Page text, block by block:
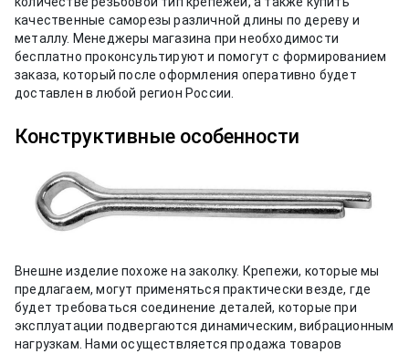
качественные саморезы различной длины по дереву и
металлу. Менеджеры магазина при необходимости
бесплатно проконсультируют и помогут с формированием
заказа, который после оформления оперативно будет
доставлен в любой регион России.
Конструктивные особенности
Внешне изделие похоже на заколку. Крепежи, которые мы
предлагаем, могут применяться практически везде, где
будет требоваться соединение деталей, которые при
эксплуатации подвергаются динамическим, вибрационным
нагрузкам. Нами осуществляется продажа товаров